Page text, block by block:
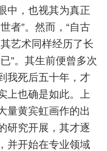
中，也视其为真正
者”。然而，“自古
艺术同样经历了长
”。其生前便曾多次
我死后五十年，才
上也确是如此。上
量黄宾虹画作的出
研究开展，其才逐
并开始在专业领域